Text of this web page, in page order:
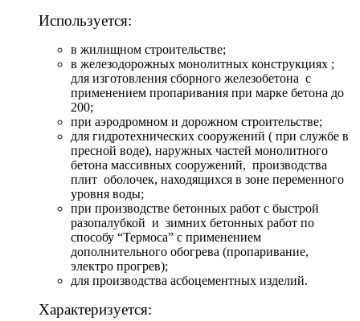
Используется:
в жилищном строительстве;
в железодорожных монолитных конструкциях ;
для изготовления сборного железобетона с
применением пропаривания при марке бетона до
200;
при аэродромном и дорожном строительстве;
для гидротехнических сооружений ( при службе в
пресной воде), наружных частей монолитного
бетона массивных сооружений, производства
плит оболочек, находящихся в зоне переменного
уровня воды;
при производстве бетонных работ с быстрой
разопалубкой и зимних бетонных работ по
способу “Термоса” с применением
дополнительного обогрева (пропаривание,
электро прогрев);
для производства асбоцементных изделий.
Характеризуется: